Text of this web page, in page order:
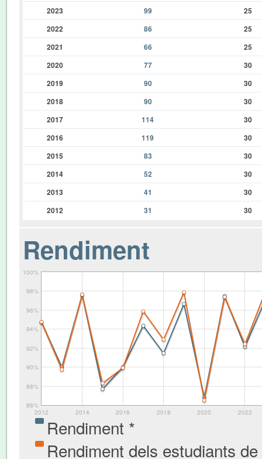
2023
99
25
2022
86
25
2021
66
25
2020
77
30
2019
90
30
2018
90
30
2017
114
30
2016
119
30
2015
83
30
2014
52
30
2013
41
30
2012
31 30
Rendiment
2012 2014 2016 2018 2020 2022
86%
88%
90%
92%
94%
96%
98%
100%
Rendiment *
Rendiment dels estudiants de